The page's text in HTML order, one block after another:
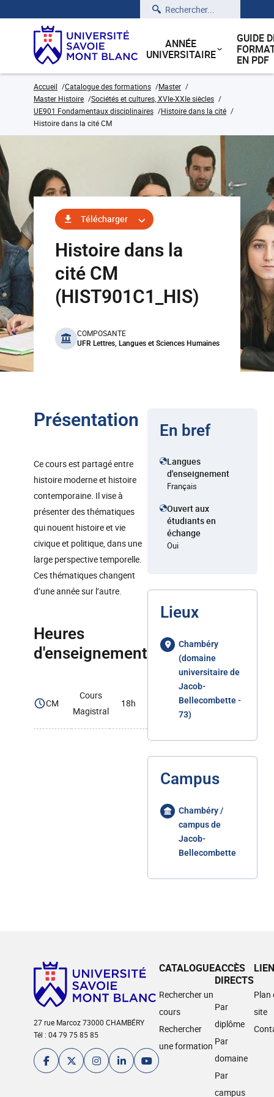
Rechercher
ANNÉE
UNIVERSITAIRE
GUIDE
EN PDF
Accueil Catalogue des formations
Master
Master Histoire
Sociétés et cultures, XVIe-XXIe siècles
UE901 Fondamentaux disciplinaires
Histoire dans la cité
Histoire dans la cité CM
Télécharger
Histoire dans la
cité CM
(HIST901C1_HIS)
benefits
COMPOSANTE
UFR Lettres, Langues et Sciences Humaines
Présentation
Ce cours est partagé entre
histoire moderne et histoire
contemporaine. Il vise à
présenter des thématiques
qui nouent histoire et vie
civique et politique, dans une
large perspective temporelle.
Ces thématiques changent
d’une année sur l’autre.
Heures
d'enseignement
CM
Cours
Magistral
18h
En bref
Langues
d'enseignement
Français
Ouvert aux
étudiants en
échange
Oui
Lieux
Chambéry
(domaine
universitaire de
Jacob-
Bellecombette -
73)
Campus
Chambéry /
campus de
Jacob-
Bellecombette
27 rue Marcoz 73000 CHAMBÉRY
Tél : 04 79 75 85 85
CATALOGUE
Rechercher un
cours
Rechercher
une formation
ACCÈS
DIRECTS
Par
diplôme
Par
domaine
Par
campus
Plan
site